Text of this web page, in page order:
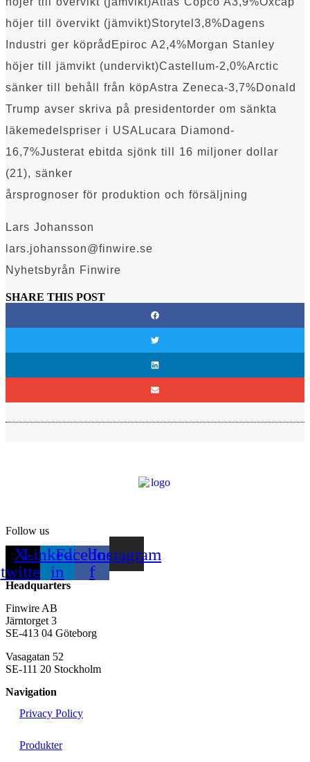
höjer till övervikt (jämvikt)Storytel3,8%Dagens
Industri ger köprådEpiroc A2,4%Morgan Stanley
höjer till jämvikt (undervikt)Castellum-2,0%Arctic
sänker till behåll från köpAstra Zeneca-3,7%Donald
Trump avser skriva på presidentorder om sänkta
läkemedelspriser i USALucara Diamond-
16,7%Justerat ebitda sjönk till 16 miljoner dollar
(21), sänker
årsprognoser för produktion och försäljning
Lars Johansson
lars.johansson@finwire.se
Nyhetsbyrån Finwire
SHARE THIS POST
Follow us
X-
twitter
Linkedin-
in
Facebook-
f
Instagram
Headquarters
Finwire AB
Järntorget 3
SE-413 04 Göteborg
Vasagatan 52
SE-111 20 Stockholm
Navigation
Privacy Policy
Produkter